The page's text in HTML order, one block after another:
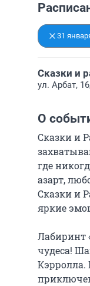
31
Сказки и
ул. Арбат,
О
Сказки и
где
азарт,
Сказки и
яркие
Лабиринт
чудеса!